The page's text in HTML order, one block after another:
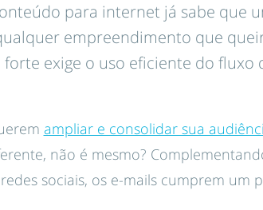
para internet já sabe que
empreendimento que
exige o uso eficiente do fluxo
ampliar e consolidar sua
não é mesmo?
sociais, os e-mails cumprem um